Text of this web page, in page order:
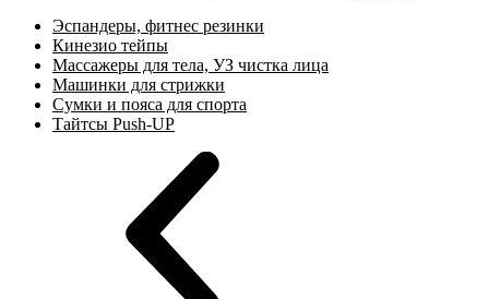
Эспандеры, фитнес резинки
Кинезио тейпы
Массажеры для тела, УЗ чистка лица
Машинки для стрижки
Сумки и пояса для спорта
Тайтсы Push-UP